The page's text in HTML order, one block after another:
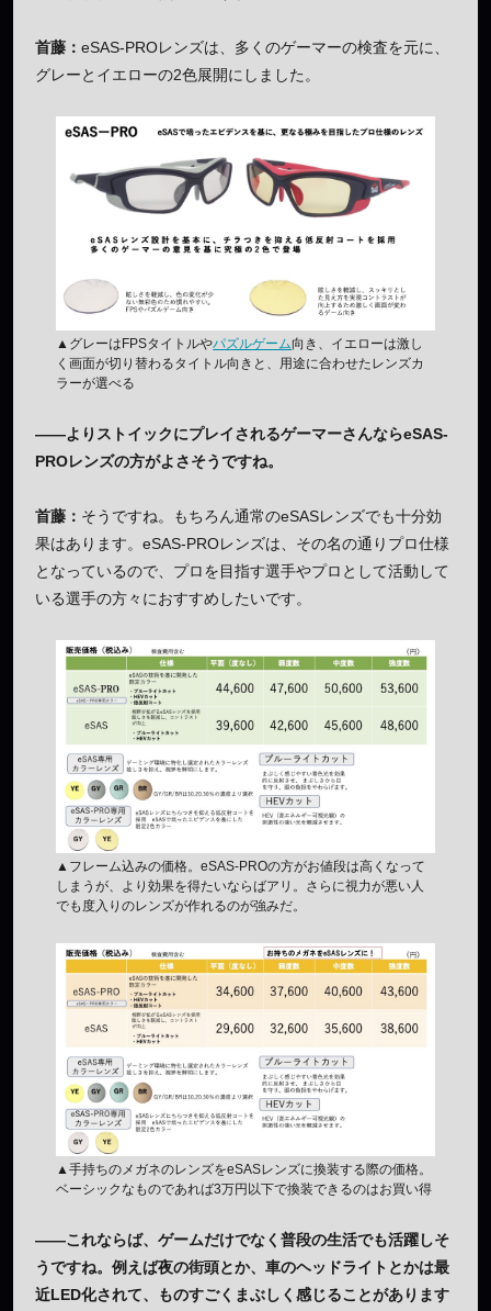
首藤： eSAS-PROレンズは、多くのゲーマーの検査を元に、
グレーとイエローの2色展開にしました。
▲グレーはFPSタイトルやパズルゲーム向き、イエローは激し
く画面が切り替わるタイトル向きと、用途に合わせたレンズカ
ラーが選べる
——よりストイックにプレイされるゲーマーさんならeSAS-
PROレンズの方がよさそうですね。
首藤： そうですね。もちろん通常のeSASレンズでも十分効
果はあります。eSAS-PROレンズは、その名の通りプロ仕様
となっているので、プロを目指す選手やプロとして活動して
いる選手の方々におすすめしたいです。
▲フレーム込みの価格。eSAS-PROの方がお値段は高くなって
しまうが、より効果を得たいならばアリ。さらに視力が悪い人
でも度入りのレンズが作れるのが強みだ。
▲手持ちのメガネのレンズをeSASレンズに換装する際の価格。
ベーシックなものであれば3万円以下で換装できるのはお買い得
——これならば、ゲームだけでなく普段の生活でも活躍しそ
うですね。例えば夜の街頭とか、車のヘッドライトとかは最
近LED化されて、ものすごくまぶしく感じることがあります